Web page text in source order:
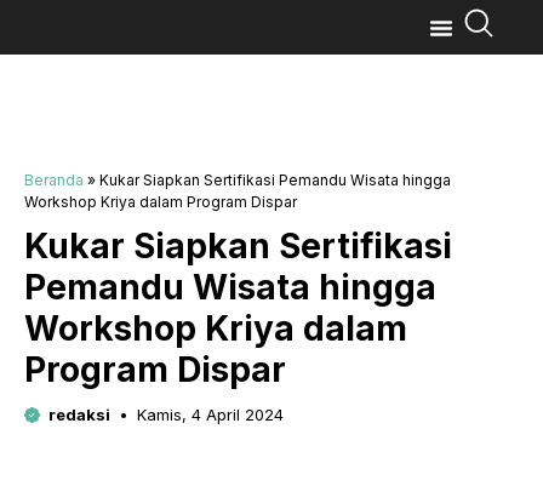
Beranda » Kukar Siapkan Sertifikasi Pemandu Wisata hingga
Workshop Kriya dalam Program Dispar
Kukar Siapkan Sertifikasi
Pemandu Wisata hingga
Workshop Kriya dalam
Program Dispar
redaksi Kamis, 4 April 2024